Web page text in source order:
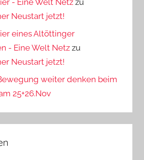
- Eine Welt Netzzu
Neustart jetzt!
eines Altöttinger
- Eine Welt Netz zu
Neustart jetzt!
weiter denken beim
25+26.Nov